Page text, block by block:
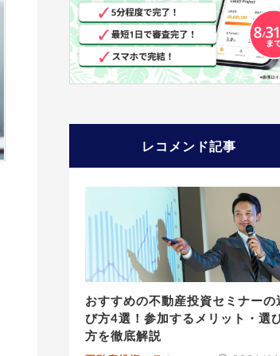
レコメンド記事
おすすめの不動産投資セミナーの
び方4選！参加するメリット・選
方を徹底解説